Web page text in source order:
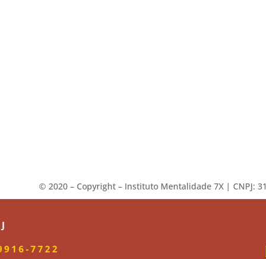
©️ 2020 – Copyright – Instituto Mentalidade 7X | CNPJ:
7722